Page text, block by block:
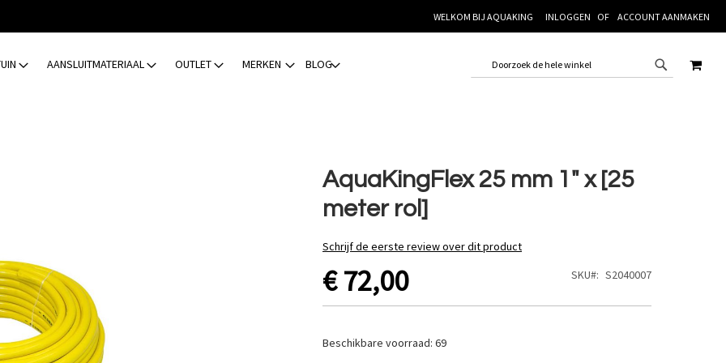
WELKOM BIJ AQUAKING INLOGGEN ACCOUNT AANMAKEN
AANSLUITMATERIAAL OUTLET MERKEN BLOG
AquaKingFlex 25 mm 1" x [25
meter rol]
Schrijf de eerste review over dit product
€ 72,00 SKU S2040007
Beschikbare voorraad: 69